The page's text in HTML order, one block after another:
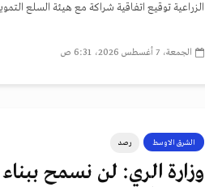
الزراعية توقيع اتفاقية شراكة مع هيئة السلع
الجمعة، 7 أغسطس 2026، 6:31 ص
الشرق الاوسط رصد
وزارة الري: لن نسمح ببناء